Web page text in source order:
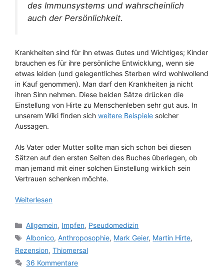
des Immunsystems und wahrscheinlich
auch der Persönlichkeit.
Krankheiten sind für ihn etwas Gutes und Wichtiges; Kinder
brauchen es für ihre persönliche Entwicklung, wenn sie
etwas leiden (und gelegentliches Sterben wird wohlwollend
in Kauf genommen). Man darf den Krankheiten ja nicht
ihren Sinn nehmen. Diese beiden Sätze drücken die
Einstellung von Hirte zu Menschenleben sehr gut aus. In
unserem Wiki finden sich weitere Beispiele solcher
Aussagen.
Als Vater oder Mutter sollte man sich schon bei diesen
Sätzen auf den ersten Seiten des Buches überlegen, ob
man jemand mit einer solchen Einstellung wirklich sein
Vertrauen schenken möchte.
Weiterlesen
Kategorien
Allgemein, Impfen, Pseudomedizin
Schlagwörter
Albonico,Anthroposophie, Mark Geier, Martin Hirte,
Rezension, Thiomersal
36 Kommentare